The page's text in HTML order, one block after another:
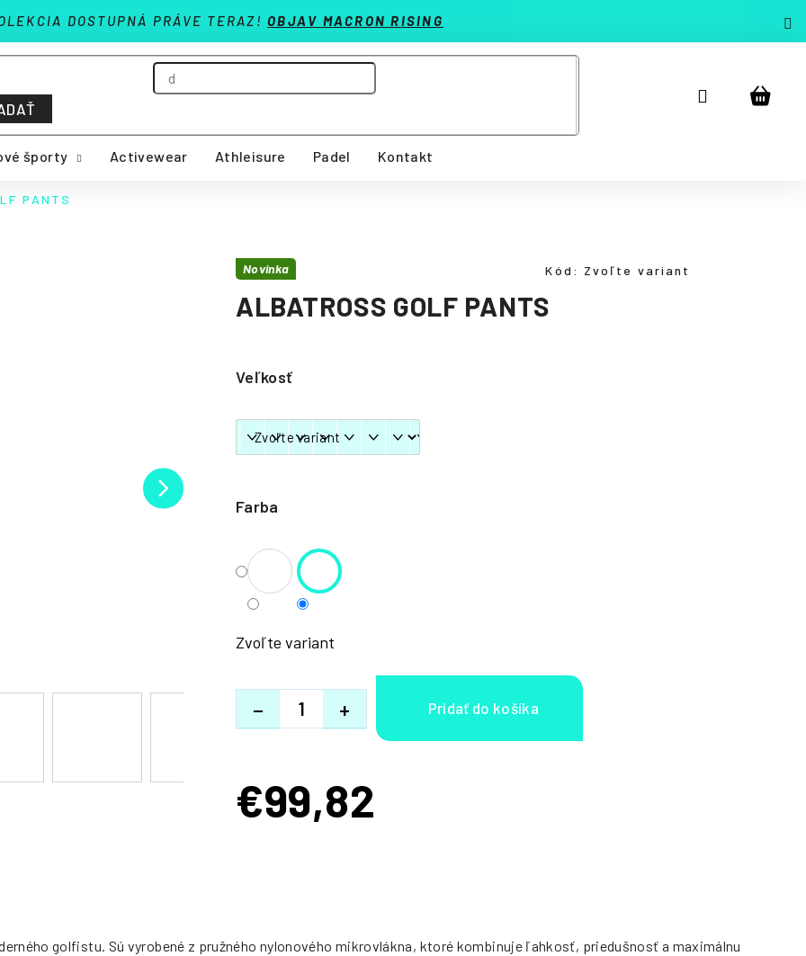
DOSTUPNÁ PRÁVE TERAZ!OBJAV MACRON RISING
Prihlásenie
športy Activewear Athleisure Padel Kontakt
PANTS
ALBATROSS GOLF PANTS
Farba
Veľkosť
Zvoľte variant
+
−
Novinka Kód: Zvoľte variant
€99,82
Jednotková
golfistu. Sú vyrobené z pružného nylonového mikrovlákna, ktoré kombinuje ľahkosť, priedušnosť a maximálnu